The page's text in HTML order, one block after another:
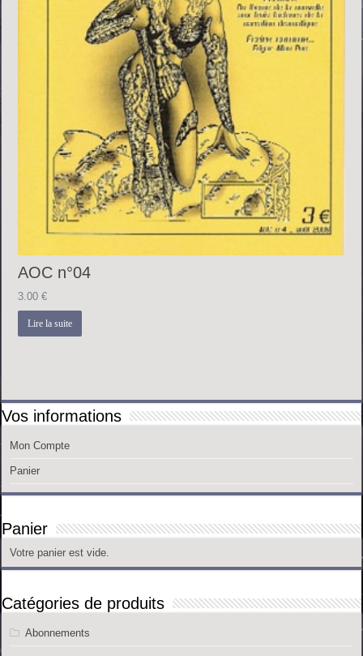
AOC n°04
3.00€
Lire la suite
Vos informations
Mon Compte
Panier
Panier
Votre panier est vide.
Catégories de produits
Abonnements